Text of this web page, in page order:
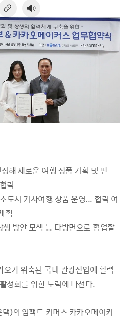
해 새로운 여행 상품 기획 및 판
력
도시 기차여행 상품 운영... 협력 여
획
방안 모색 등 다방면으로 협업할
위축된 국내 관광산업에 활력
성화를 위한 노력에 나선다.
)의 임팩트 커머스 카카오메이커